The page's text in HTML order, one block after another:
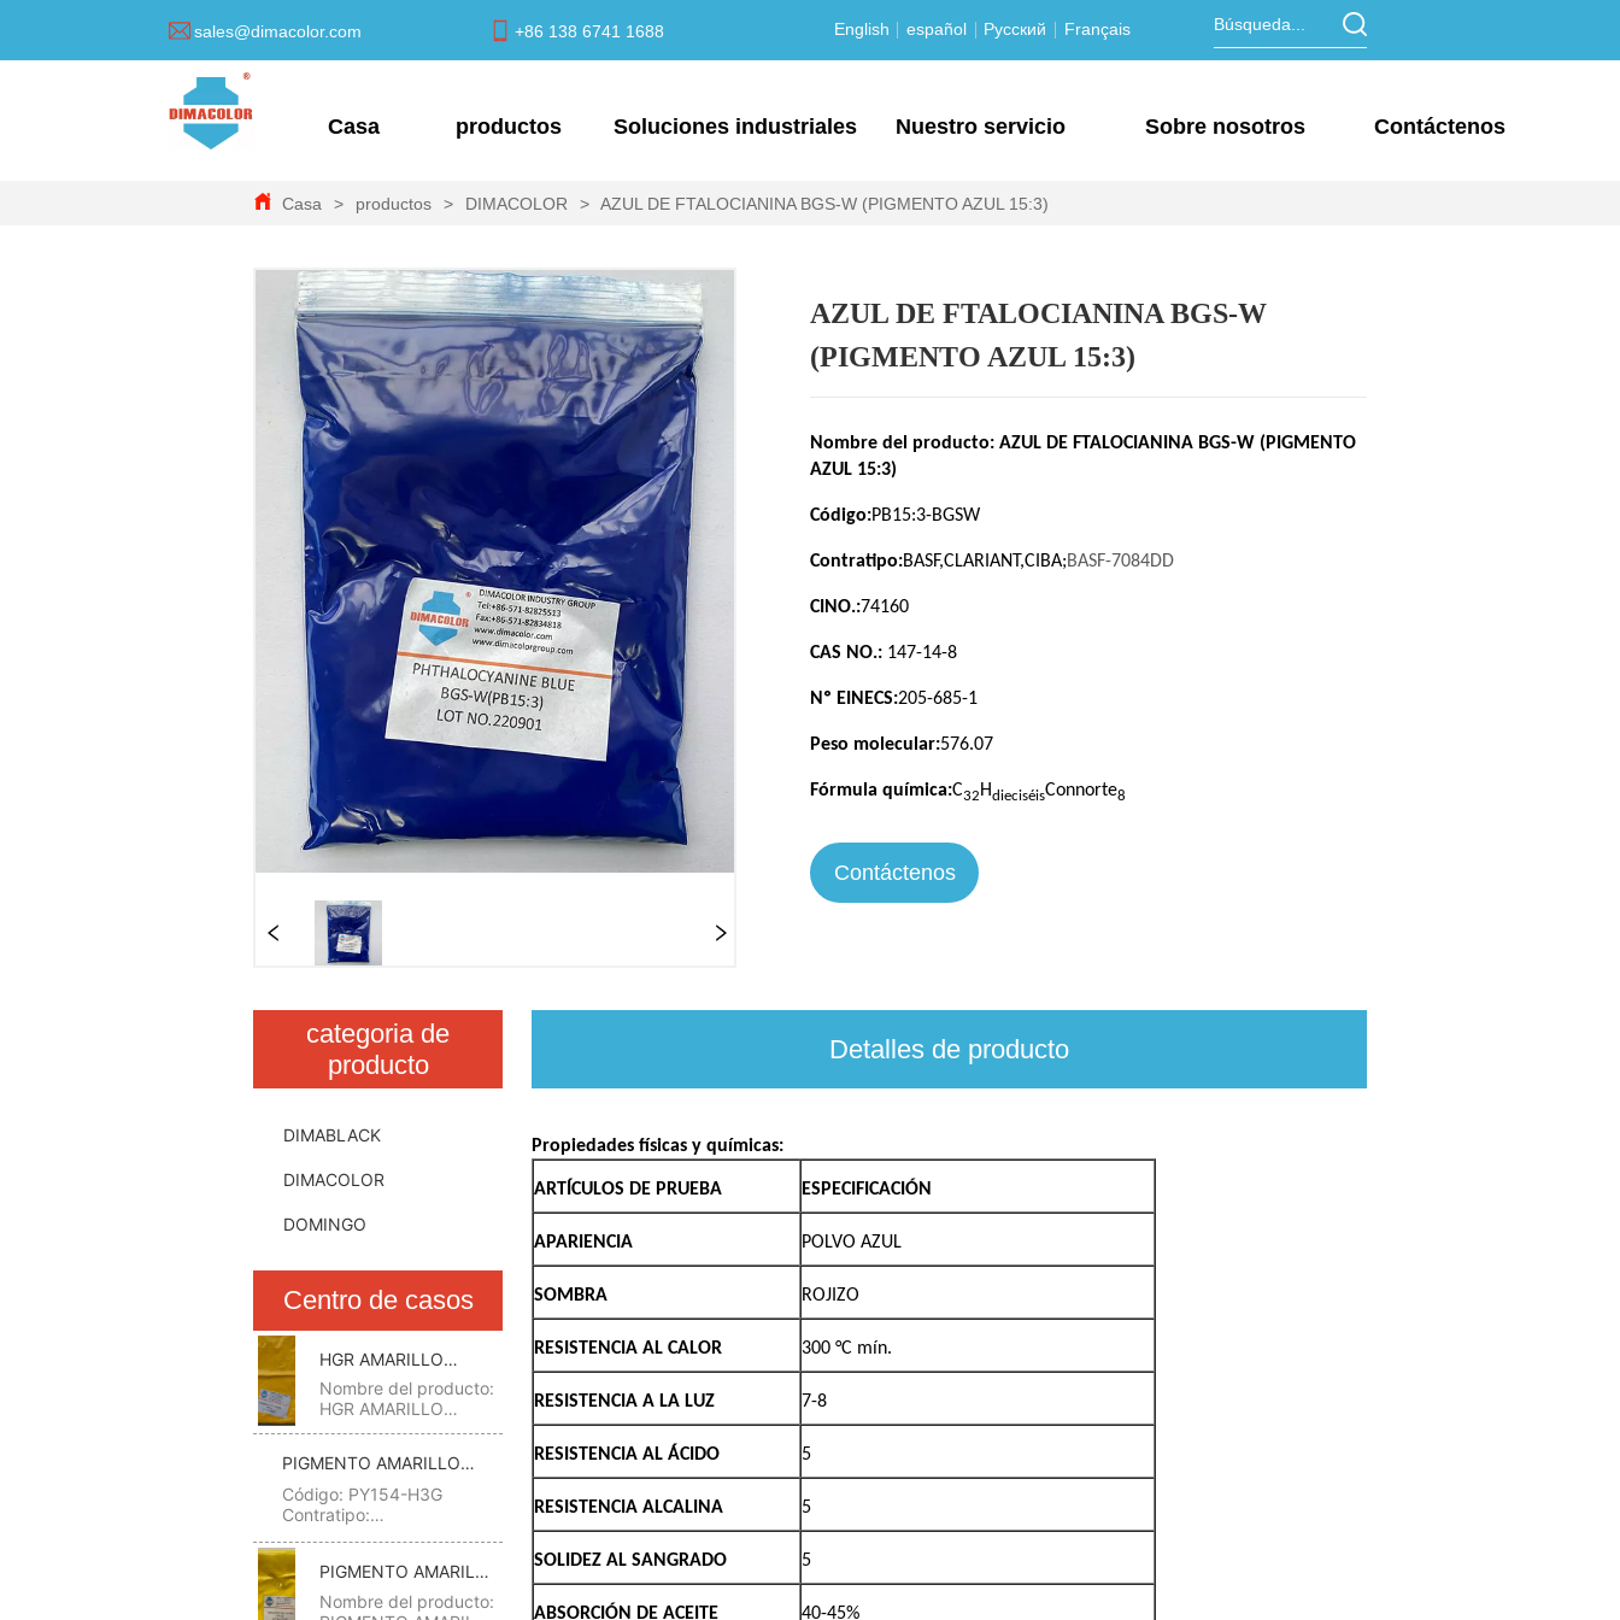
sales@dimacolor.com +86 138 6741 1688 English español Русский Français
Casa productos Soluciones industriales Nuestro servicio Sobre nosotros Contáctenos
Casa > productos > DIMACOLOR > AZUL DE FTALOCIANINA BGS-W (PIGMENTO AZUL 15:3)
AZUL DE FTALOCIANINA BGS-W
(PIGMENTO AZUL 15:3)
Contáctenos
categoria de
producto
DIMABLACK
DIMACOLOR
DOMINGO
Centro de casos
HGR AMARILLO
BRILLANTE
(PIGMENTO
AMARILLO 191)
Nombre del producto:
HGR AMARILLO
BRILLANTE
AMARILLO 191)
Código: PY191-HGR
Contratipo:
BASF,CIBA,CLARIANT;
RÁPIDO, HRP
BRILLANTE CINO.:
18795 CAS NO.:
PIGMENTO AMARILLO
H3G(PIGMENTO AMARILLO
154)
Código: PY154-H3G
Contratipo:
de
bencimidazolona,Hostaperm
Amarillo H4G, H3G, Amarillo
PIGMENTO AMARILLO
H4G(PIGMENTO
Nombre del producto:
Detalles de producto